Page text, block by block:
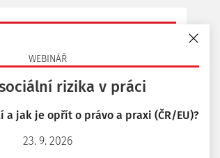
WEBINÁŘ
rizika v práci
a jak je opřít o právo a praxi (ČR/EU)?
23. 9. 2026
Bezpečnost a hygiena
práce
na 14 dní zdarma.